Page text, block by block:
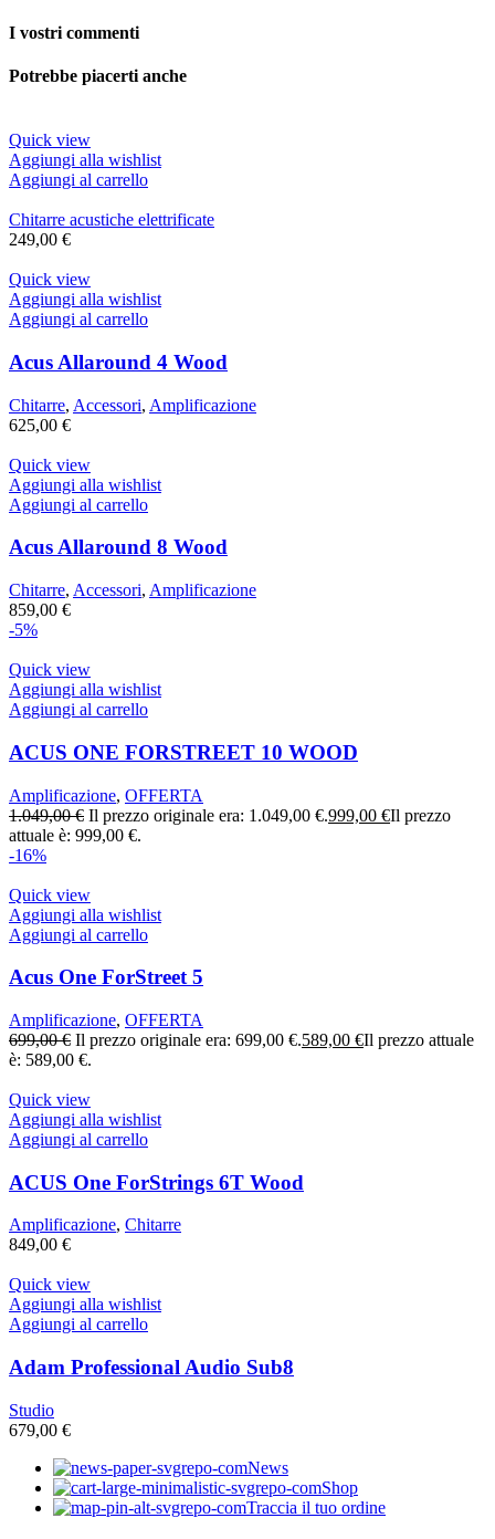
I vostri commenti
Potrebbe piacerti anche
Quick view
Aggiungi alla wishlist
Aggiungi al carrello
Chitarre acustiche elettrificate
249,00 €
Quick view
Aggiungi alla wishlist
Aggiungi al carrello
Acus Allaround 4 Wood
Chitarre, Accessori, Amplificazione
625,00 €
Quick view
Aggiungi alla wishlist
Aggiungi al carrello
Acus Allaround 8 Wood
Chitarre, Accessori, Amplificazione
859,00 €
-5%
Quick view
Aggiungi alla wishlist
Aggiungi al carrello
ACUS ONE FORSTREET 10 WOOD
Amplificazione, OFFERTA
1.049,00€ Il prezzo originale era: 1.049,00 €.999,00 €Il prezzo
attuale è: 999,00 €.
-16%
Quick view
Aggiungi alla wishlist
Aggiungi al carrello
Acus One ForStreet 5
Amplificazione, OFFERTA
699,00€ Il prezzo originale era: 699,00 €.589,00 €Il prezzo attuale
è: 589,00 €.
Quick view
Aggiungi alla wishlist
Aggiungi al carrello
ACUS One ForStrings 6T Wood
Amplificazione, Chitarre
849,00 €
Quick view
Aggiungi alla wishlist
Aggiungi al carrello
Adam Professional Audio Sub8
Studio
679,00 €
News
Shop
Traccia il tuo ordine